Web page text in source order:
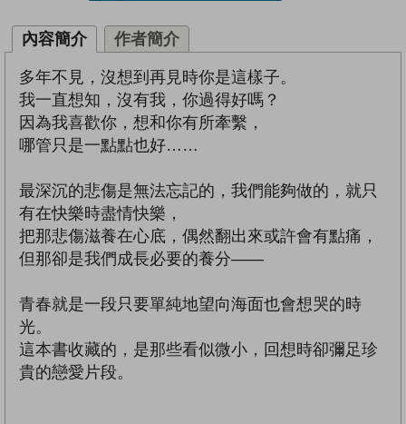
內容簡介 作者簡介
多年不見，沒想到再見時你是這樣子。
我一直想知，沒有我，你過得好嗎？
因為我喜歡你，想和你有所牽繫，
哪管只是一點點也好……
最深沉的悲傷是無法忘記的，我們能夠做的，就只
有在快樂時盡情快樂，
把那悲傷滋養在心底，偶然翻出來或許會有點痛，
但那卻是我們成長必要的養分——
青春就是一段只要單純地望向海面也會想哭的時
光。
這本書收藏的，是那些看似微小，回想時卻彌足珍
貴的戀愛片段。